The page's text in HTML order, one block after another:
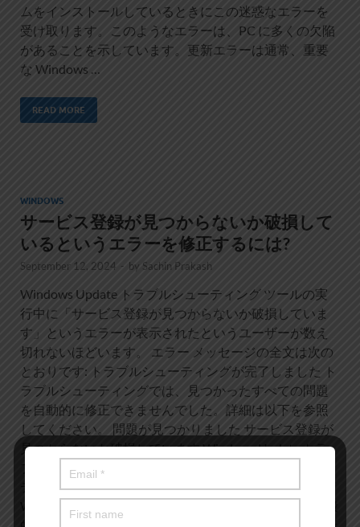
ムをインストールしているときにこの迷惑なエラーを
受け取ります。このようなエラーは、PC に多くの欠陥
があることを示しています。更新エラーは通常、重要
な Windows …
READ MORE
WINDOWS
サービス登録が見つからないか破損して
いるというエラーを修正するには?
September 12, 2024 - by Sachin Prakash
Windows Update トラブルシューティング ツールの実
行中に「サービス登録が見つからないか破損していま
す」というエラーが表示されたというユーザーが数え
切れないほどいます。 エラー メッセージの全文は次の
とおりです: トラブルシューティングが完了しました ト
ラブルシューティングでは、見つかったすべての問題
を自動的に修正できませんでした。詳細は以下を参照
してください。 問題が見つかりました サービス登録が
見つからないか破損しています Windows Update トラ
ブルシューティング ツールは、組み込みのユーティリ
ティ ツールで、ユーザーが問題を検出して特定し、